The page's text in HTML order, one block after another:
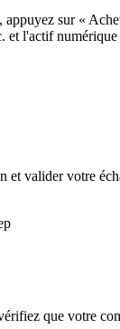
sur «
et l'actif
et valider votre
que votre